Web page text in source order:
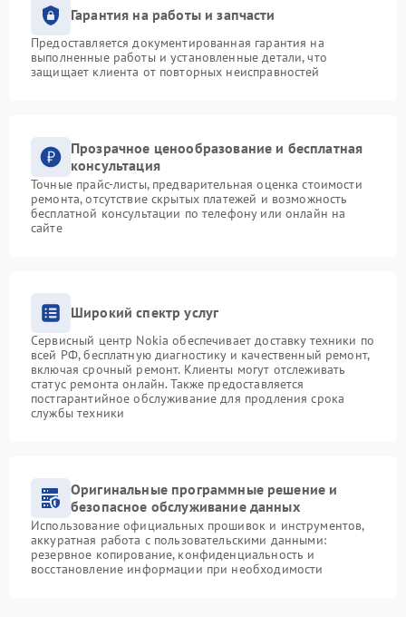
Гарантия на работы и запчасти
Предоставляется документированная гарантия на
выполненные работы и установленные детали, что
защищает клиента от повторных неисправностей
Прозрачное ценообразование и бесплатная
консультация
Точные прайс-листы, предварительная оценка стоимости
ремонта, отсутствие скрытых платежей и возможность
бесплатной консультации по телефону или онлайн на
сайте
Широкий спектр услуг
Сервисный центр Nokia обеспечивает доставку техники по
всей РФ, бесплатную диагностику и качественный ремонт,
включая срочный ремонт. Клиенты могут отслеживать
статус ремонта онлайн. Также предоставляется
постгарантийное обслуживание для продления срока
службы техники
Оригинальные программные решение и
безопасное обслуживание данных
Использование официальных прошивок и инструментов,
аккуратная работа с пользовательскими данными:
резервное копирование, конфиденциальность и
восстановление информации при необходимости